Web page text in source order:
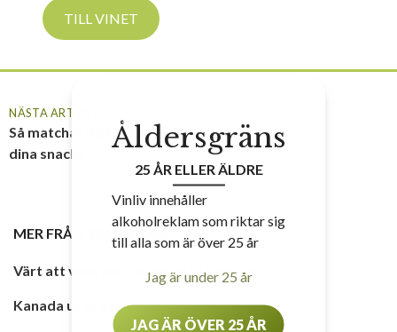
TILL VINET
NÄSTA ARTIKEL
Så matchar du bästa vin till
dina snacks
MER FRÅN
Värt att veta om vinlandet Moldavien
Kanada ut ur vinskuggan
Åldersgräns
25 ÅR ELLER ÄLDRE
Vinliv innehåller
alkoholreklam som riktar sig
till alla som är över 25 år
Jag är under 25 år
JAG ÄR ÖVER 25 ÅR